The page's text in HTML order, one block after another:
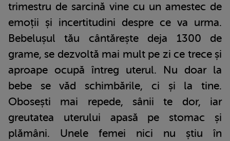
trimestru de sarcină vine cu un amestec de
emoții și incertitudini despre ce va urma.
Bebelușul tău cântărește deja 1300 de
grame, se dezvoltă mai mult pe zi ce trece și
aproape ocupă întreg uterul. Nu doar la
bebe se văd schimbările, ci și la tine.
Obosești mai repede, sânii te dor, iar
greutatea uterului apasă pe stomac și
plămâni. Unele femei nici nu știu în